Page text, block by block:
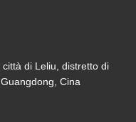
di Leliu, distretto di
Cina